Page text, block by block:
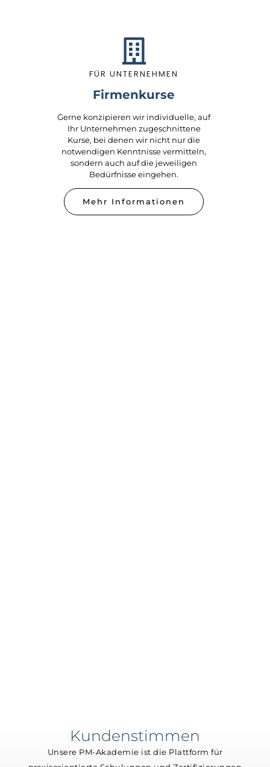
FÜR UNTERNEHMEN
Firmenkurse
Gerne konzipieren wir individuelle, auf
Ihr Unternehmen zugeschnittene
Kurse, bei denen wir nicht nur die
notwendigen Kenntnisse vermitteln,
sondern auch auf die jeweiligen
Bedürfnisse eingehen.
Mehr Informationen
Kundenstimmen
Unsere PM-Akademie ist die Plattform für